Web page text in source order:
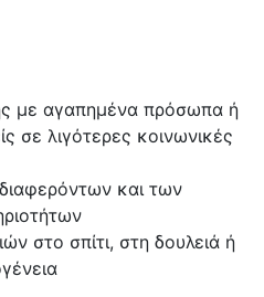
με αγαπημένα πρόσωπα ή
σε λιγότερες κοινωνικές
και των
στο σπίτι, στη δουλειά ή